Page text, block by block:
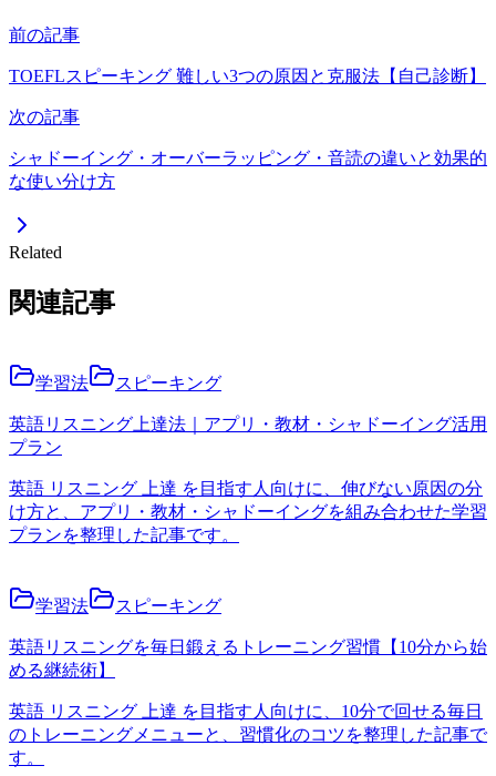
前の記事
TOEFLスピーキング 難しい3つの原因と克服法【自己診断】
次の記事
シャドーイング・オーバーラッピング・音読の違いと効果的
な使い分け方
Related
関連記事
学習法 スピーキング
英語リスニング上達法｜アプリ・教材・シャドーイング活用
プラン
英語 リスニング 上達 を目指す人向けに、伸びない原因の分
け方と、アプリ・教材・シャドーイングを組み合わせた学習
プランを整理した記事です。
学習法 スピーキング
英語リスニングを毎日鍛えるトレーニング習慣【10分から始
める継続術】
英語 リスニング 上達 を目指す人向けに、10分で回せる毎日
のトレーニングメニューと、習慣化のコツを整理した記事で
す。